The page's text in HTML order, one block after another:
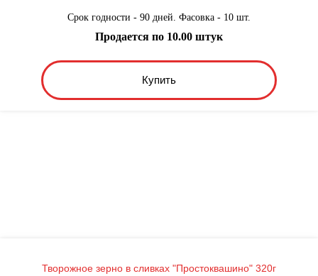
Срок годности - 90 дней. Фасовка - 10 шт.
Купить
Продается по 10.00 штук
Творожное зерно в сливках "Простоквашино" 320г